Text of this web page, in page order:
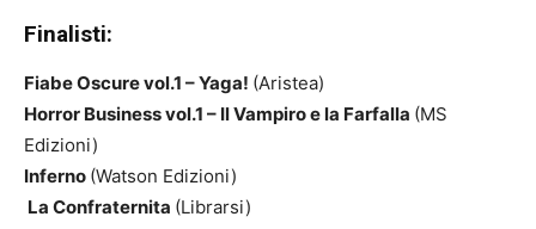
Finalisti:
Fiabe Oscure vol.1 – Yaga! (Aristea)
Horror Business vol.1 – Il Vampiro e la Farfalla (MS
Edizioni)
Inferno (Watson Edizioni)
La Confraternita (Librarsi)